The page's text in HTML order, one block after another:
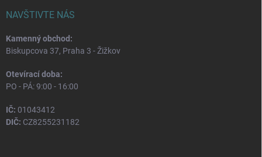
NAVŠTIVTE NÁS
Kamenný obchod:
Biskupcova 37, Praha 3 - Žižkov
Otevírací doba:
PO - PÁ: 9:00 - 16:00
IČ: 01043412
DIČ: CZ8255231182